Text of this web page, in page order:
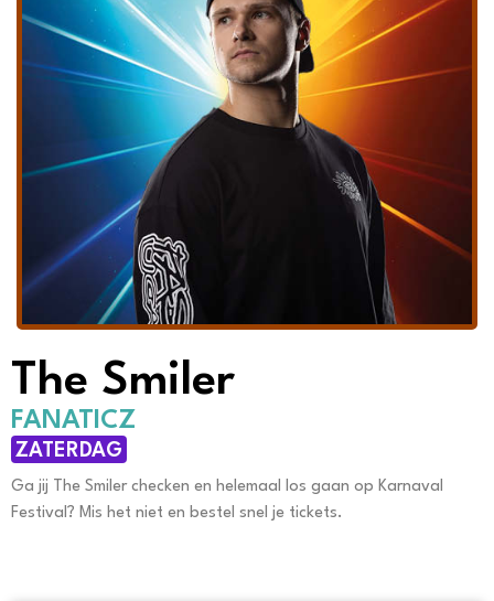
The Smiler
FANATICZ
ZATERDAG
Ga jij The Smiler checken en helemaal los gaan op Karnaval
Festival? Mis het niet en bestel snel je tickets.